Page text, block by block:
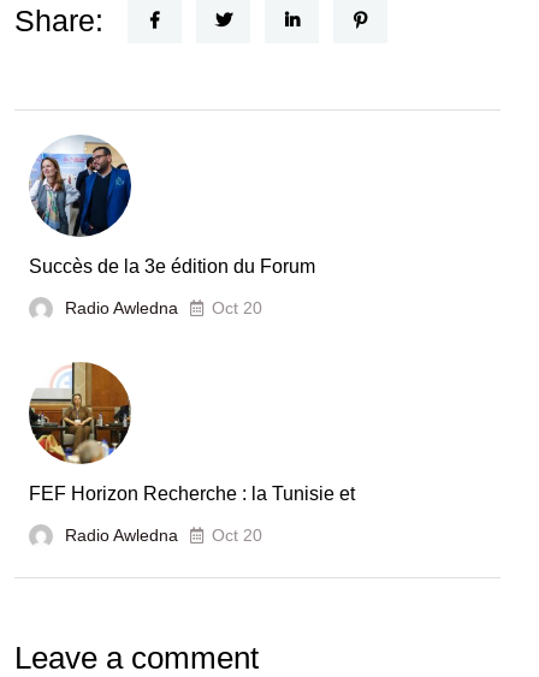
Nouvel
le
Tunisie
Share:
Succès de la 3e édition du Forum
Radio Awledna Oct 20
FEF Horizon Recherche : la Tunisie et
Radio Awledna Oct 20
Leave a comment